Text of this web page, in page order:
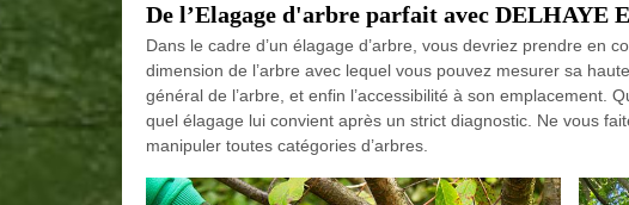
De l’Elagage d'arbre parfait avec DELHAYE
Dans le cadre d’un élagage d’arbre, vous devriez prendre en
dimension de l’arbre avec lequel vous pouvez mesurer sa
général de l’arbre, et enfin l’accessibilité à son emplacement.
quel élagage lui convient après un strict diagnostic. Ne vous
manipuler toutes catégories d’arbres.